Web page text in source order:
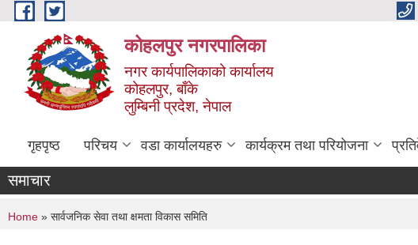
Skip to main content
कोहलपुर नगरपालिका
नगर कार्यपालिकाको कार्यालय
कोहलपुर, बाँके
लुम्बिनी प्रदेश, नेपाल
गृहपृष्ठ परिचय वडा कार्यालयहरु कार्यक्रम तथा परियोजना
समाचार
You are here
Home » सार्वजनिक सेवा तथा क्षमता विकास समिति